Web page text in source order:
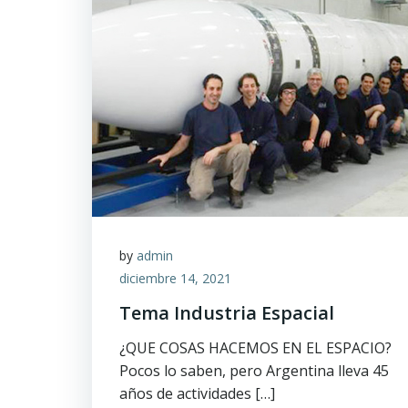
by admin
diciembre 14, 2021
Tema Industria Espacial
¿QUE COSAS HACEMOS EN EL ESPACIO?
Pocos lo saben, pero Argentina lleva 45
años de actividades […]